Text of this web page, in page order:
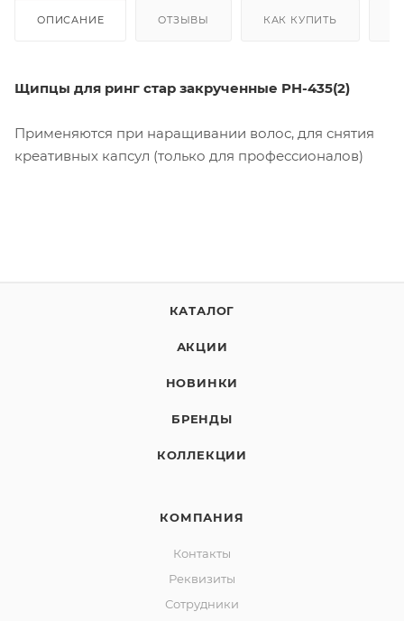
ОПИСАНИЕ ОТЗЫВЫ КАК КУПИТЬ
Щипцы для ринг стар закрученные PH-435(2)
Применяются при наращивании волос, для снятия
креативных капсул (только для профессионалов)
КАТАЛОГ
АКЦИИ
НОВИНКИ
БРЕНДЫ
КОЛЛЕКЦИИ
КОМПАНИЯ
Контакты
Реквизиты
Сотрудники